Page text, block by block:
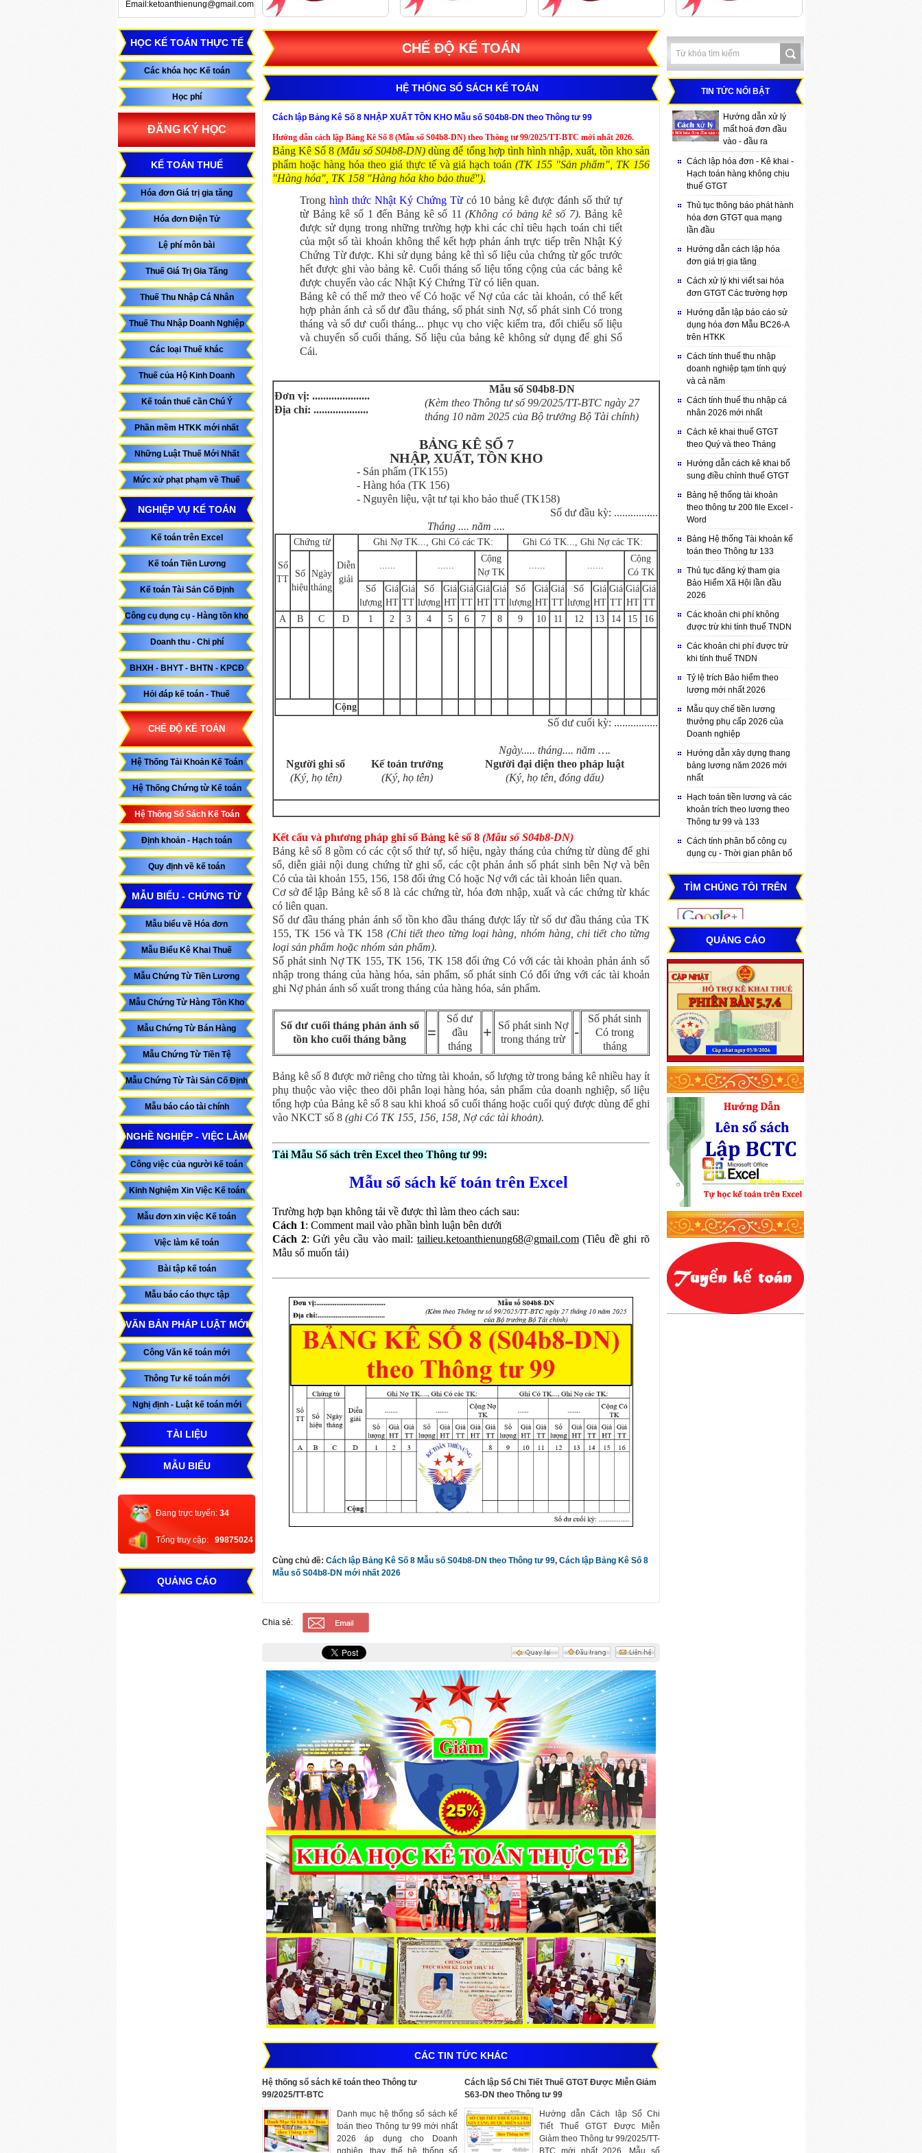
Email:ketoanthienung@gmail.com
HỌC KẾ TOÁN THỰC TẾ
Các khóa học Kế toán
Học phí
ĐĂNG KÝ HỌC
KẾ TOÁN THUẾ
Hóa đơn Giá trị gia tăng
Hóa đơn Điện Tử
Lệ phí môn bài
Thuế Giá Trị Gia Tăng
Thuế Thu Nhập Cá Nhân
Thuế Thu Nhập Doanh Nghiệp
Các loại Thuế khác
Thuế của Hộ Kinh Doanh
Kế toán thuế cần Chú Ý
Phần mềm HTKK mới nhất
Những Luật Thuế Mới Nhất
Mức xử phạt phạm về Thuế
NGHIỆP VỤ KẾ TOÁN
Kế toán trên Excel
Kế toán Tiền Lương
Kế toán Tài Sản Cố Định
Công cụ dụng cụ - Hàng tồn kho
Doanh thu - Chi phí
BHXH - BHYT - BHTN - KPCĐ
Hỏi đáp kế toán - Thuế
CHẾ ĐỘ KẾ TOÁN
Hệ Thống Tải Khoản Kế Toán
Hệ Thống Chứng từ Kế toán
Hệ Thống Sổ Sách Kế Toán
Định khoản - Hạch toán
Quy định về kế toán
MẪU BIỂU - CHỨNG TỪ
Mẫu biểu về Hóa đơn
Mẫu Biểu Kê Khai Thuế
Mẫu Chứng Từ Tiền Lương
Mẫu Chứng Từ Hàng Tồn Kho
Mẫu Chứng Từ Bán Hàng
Mẫu Chứng Từ Tiền Tệ
Mẫu Chứng Từ Tài Sản Cố Định
Mẫu báo cáo tài chính
NGHỀ NGHIỆP - VIỆC LÀM
Công việc của người kế toán
Kinh Nghiệm Xin Việc Kế toán
Mẫu đơn xin việc Kế toán
Việc làm kế toán
Bài tập kế toán
Mẫu báo cáo thực tập
VĂN BẢN PHÁP LUẬT MỚI
Công Văn kế toán mới
Thông Tư kế toán mới
Nghị định - Luật kế toán mới
TÀI LIỆU
MẪU BIỂU
Đang trực tuyến: 34
Tổng truy cập: 99875024
QUẢNG CÁO
CHẾ ĐỘ KẾ TOÁN
HỆ THỐNG SỔ SÁCH KẾ TOÁN
Cách lập Bảng Kê Số 8 NHẬP XUẤT TỒN KHO Mẫu số S04b8-DN theo Thông tư 99
Hướng dẫn cách lập Bảng Kê Số 8 (Mẫu số S04b8-DN) theo Thông tư 99/2025/TT-BTC mới nhất 2026.
Bảng Kê Số 8 (Mẫu số S04b8-DN)dùng để tổng hợp tình hình nhập, xuất, tồn kho sản
phẩm hoặc hàng hóa theo giá thực tế và giá hạch toán (TK 155 "Sản phẩm", TK 156
"Hàng hóa", TK 158 "Hàng hóa kho bảo thuế").
Trong hình thức Nhật Ký Chứng Từcó 10 bảng kê được đánh số thứ tự
từ Bảng kê số 1 đến Bảng kê số 11 (Không có bảng kê số 7). Bảng kê
được sử dụng trong những trường hợp khi các chỉ tiêu hạch toán chi tiết
của một số tài khoản không thể kết hợp phản ánh trực tiếp trên Nhật Ký
Chứng Từđược. Khi sử dụng bảng kê thì số liệu của chứng từ gốc trước
hết được ghi vào bảng kê. Cuối tháng số liệu tổng cộng của các bảng kê
được chuyển vào các Nhật Ký Chứng Từ có liên quan.
Bảng kê có thể mở theo vế Có hoặc vế Nợ của các tài khoản, có thể kết
hợp phản ánh cả số dư đầu tháng, số phát sinh Nợ, số phát sinh Có trong
tháng và số dư cuối tháng... phục vụ cho việc kiểm tra, đối chiếu số liệu
và chuyển sổ cuối tháng. Số liệu của bảng kê không sử dụng để ghi Sổ
Cái.
Đơn vị: .....................
Địa chỉ: ....................
Mẫu số S04b8-DN
(Kèm theo Thông tư số 99/2025/TT-BTC ngày 27
tháng 10 năm 2025 của Bộ trưởng Bộ Tài chính)
BẢNG KÊ SỐ 7
NHẬP, XUẤT, TỒN KHO
- Sản phẩm (TK155)
- Hàng hóa (TK 156)
- Nguyên liệu, vật tư tại kho bảo thuế (TK158)
Số dư đầu kỳ: ................
Tháng .... năm ....
Số
TT
Chứng từ
Diễn
giải
Ghi Nợ TK..., Ghi Có các TK: Ghi Có TK..., Ghi Nợ các TK:
Số
hiệu
Ngày
tháng
...... ......
Cộng
Nợ TK
...... ......
Cộng
Có TK
Số
lượng
Giá
HT
Giá
TT
Số
lượng
Giá
HT
Giá
TT
Giá
HT
Giá
TT
Số
lượng
Giá
HT
Giá
TT
Số
lượng
Giá
HT
Giá
TT
Giá
HT
Giá
TT
A
B C D 1 2 3 4 5 6 7 8 9 10 11 12 13 14 15 16
Cộng
Số dư cuối kỳ: ................
Ngày..... tháng.... năm ….
Người ghi sổ
(Ký, họ tên)
Kế toán trưởng
(Ký, họ tên)
Người đại diện theo pháp luật
(Ký, họ tên, đóng dấu)
Kết cấu và phương pháp ghi sổ Bảng kê số 8 (Mẫu số S04b8-DN)
Bảng kê số 8 gồm có các cột số thứ tự, số hiệu, ngày tháng của chứng từ dùng để ghi
sổ, diễn giải nội dung chứng từ ghi sổ, các cột phản ánh số phát sinh bên Nợ và bên
Có của tài khoản 155, 156, 158 đối ứng Có hoặc Nợ với các tài khoản liên quan.
Cơ sở để lập Bảng kê số 8 là các chứng từ, hóa đơn nhập, xuất và các chứng từ khác
có liên quan.
Số dư đầu tháng phản ánh số tồn kho đầu tháng được lấy từ số dư đầu tháng của TK
155, TK 156 và TK 158 (Chi tiết theo từng loại hàng, nhóm hàng, chi tiết cho từng
loại sản phẩm hoặc nhóm sản phẩm).
Số phát sinh Nợ TK 155, TK 156, TK 158 đối ứng Có với các tài khoản phản ánh số
nhập trong tháng của hàng hóa, sản phẩm, số phát sinh Có đối ứng với các tài khoản
ghi Nợ phản ánh số xuất trong tháng của hàng hóa, sản phẩm.
Số dư cuối tháng phản ánh số
tồn kho cuối tháng bằng
=
Số dư
đầu
tháng
+
Số phát sinh Nợ
trong tháng trừ
-
Số phát sinh
Có trong
tháng
Bảng kê số 8 được mở riêng cho từng tài khoản, số lượng tờ trong bảng kê nhiều hay ít
phụ thuộc vào việc theo dõi phân loại hàng hóa, sản phẩm của doanh nghiệp, số liệu
tổng hợp của Bảng kê số 8 sau khi khoá sổ cuối tháng hoặc cuối quý được dùng để ghi
vào NKCT số 8 (ghi Có TK 155, 156, 158, Nợ các tài khoản).
Tải Mẫu Sổ sách trên Excel theo Thông tư 99:
Mẫu sổ sách kế toán trên Excel
Trường hợp bạn không tải về được thì làm theo cách sau:
Cách 1: Comment mail vào phần bình luận bên dưới
Cách 2: Gửi yêu cầu vào mail: tailieu.ketoanthienung68@gmail.com(Tiêu đề ghi rõ
Mẫu sổ muốn tải)
Cùng chủ đề: Cách lập Bảng Kê Số 8 Mẫu số S04b8-DN theo Thông tư 99, Cách lập Bảng Kê Số 8
Mẫu số S04b8-DN mới nhất 2026
Chia sẻ:
CÁC TIN TỨC KHÁC
Hệ thống sổ sách kế toán theo Thông tư
99/2025/TT-BTC
Danh mục hệ thống sổ sách kế
toán theo Thông tư 99 mới nhất
2026 áp dụng cho Doanh
Cách lập Sổ Chi Tiết Thuế GTGT Được Miễn Giảm
S63-DN theo Thông tư 99
Hướng dẫn Cách lập Sổ Chi
Tiết Thuế GTGT Được Miễn
Giảm theo Thông tư 99/2025/TT-
TIN TỨC NỔI BẬT
Hướng dẫn xử lý
mất hoá đơn đầu
vào - đầu ra
Cách lập hóa đơn - Kê khai -
Hạch toán hàng không chịu
thuế GTGT
Thủ tục thông báo phát hành
hóa đơn GTGT qua mạng
lần đầu
Hướng dẫn cách lập hóa
đơn giá trị gia tăng
Cách xử lý khi viết sai hóa
đơn GTGT Các trường hợp
Hướng dẫn lập báo cáo sử
dụng hóa đơn Mẫu BC26-A
trên HTKK
Cách tính thuế thu nhập
doanh nghiệp tạm tính quý
và cả năm
Cách tính thuế thu nhập cá
nhân 2026 mới nhất
Cách kê khai thuế GTGT
theo Quý và theo Tháng
Hướng dẫn cách kê khai bổ
sung điều chỉnh thuế GTGT
Bảng hệ thống tài khoản
theo thông tư 200 file Excel -
Word
Bảng Hệ thống Tài khoản kế
toán theo Thông tư 133
Thủ tục đăng ký tham gia
Bảo Hiểm Xã Hội lần đầu
2026
Các khoản chi phí không
được trừ khi tính thuế TNDN
Các khoản chi phí được trừ
khi tính thuế TNDN
Tỷ lệ trích Bảo hiểm theo
lương mới nhất 2026
Mẫu quy chế tiền lương
thưởng phụ cấp 2026 của
Doanh nghiệp
Hướng dẫn xây dựng thang
bảng lương năm 2026 mới
nhất
Hạch toán tiền lương và các
khoản trích theo lương theo
Thông tư 99 và 133
Cách tính phân bổ công cụ
dụng cụ - Thời gian phân bổ
TÌM CHÚNG TÔI TRÊN
QUẢNG CÁO